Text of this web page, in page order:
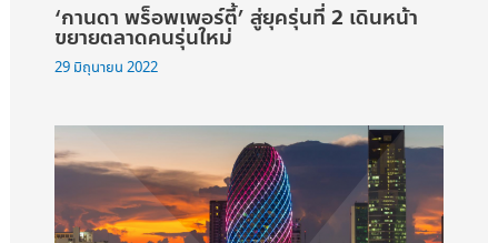
‘กานดา พร็อพเพอร์ตี้’ สู่ยุครุ่นที่ 2 เดินหน้า
ขยายตลาดคนรุ่นใหม่
29 มิถุนายน 2022